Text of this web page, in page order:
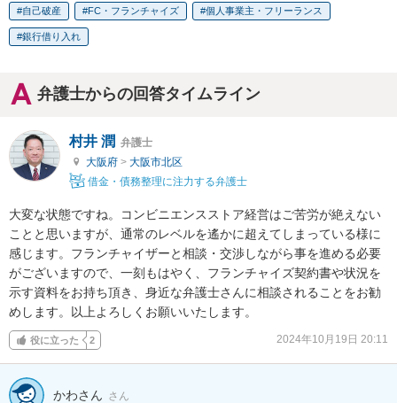
自己破産 FC・フランチャイズ 個人事業主・フリーランス
銀行借り入れ
弁護士からの回答タイムライン
村井 潤 弁護士
大阪府 > 大阪市北区
借金・債務整理に注力する弁護士
大変な状態ですね。コンビニエンスストア経営はご苦労が絶えない
ことと思いますが、通常のレベルを遙かに超えてしまっている様に
感じます。フランチャイザーと相談・交渉しながら事を進める必要
がございますので、一刻もはやく、フランチャイズ契約書や状況を
示す資料をお持ち頂き、身近な弁護士さんに相談されることをお勧
めします。以上よろしくお願いいたします。
役に立った 2 2024年10月19日 20:11
かわさん さん